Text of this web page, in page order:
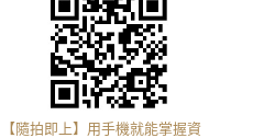
【隨拍即上】用手機就能掌握資